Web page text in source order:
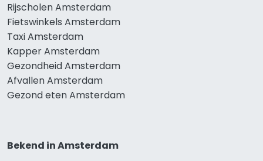
Rijscholen Amsterdam
Fietswinkels Amsterdam
Taxi Amsterdam
Kapper Amsterdam
Gezondheid Amsterdam
Afvallen Amsterdam
Gezond eten Amsterdam
Bekend in Amsterdam